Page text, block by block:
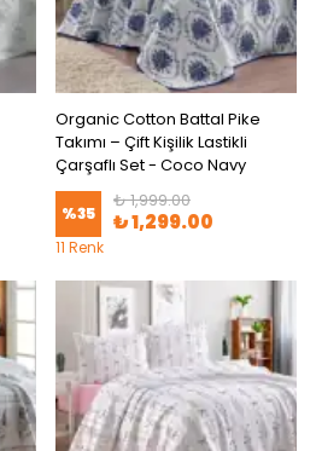
Organic Cotton Battal Pike
Takımı – Çift Kişilik Lastikli
Çarşaflı Set - Coco Navy
%35
₺ 1,999.00
₺ 1,299.00
11 Renk